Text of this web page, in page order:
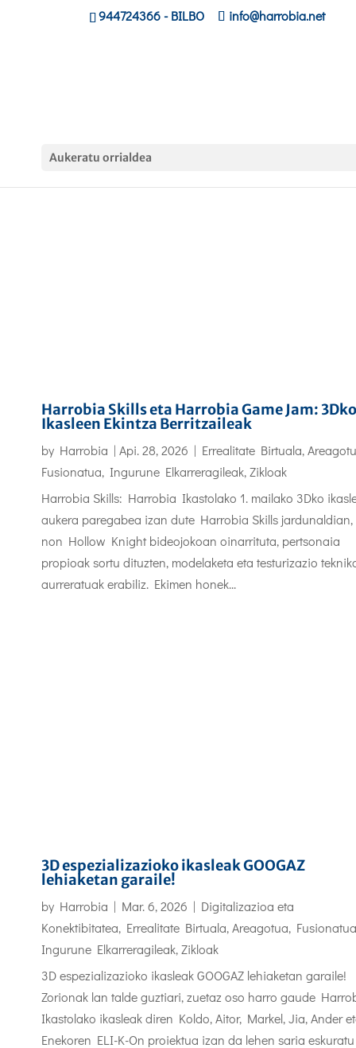
944724366- BILBO info@harrobia.net
Aukeratu orrialdea
Harrobia Skills eta Harrobia Game Jam: 3Dko
Ikasleen Ekintza Berritzaileak
by Harrobia | Api. 28, 2026 | Errealitate Birtuala,
Fusionatua, Ingurune Elkarreragileak,Zikloak
Harrobia Skills: Harrobia Ikastolako 1. mailako 3Dko
aukera paregabea izan dute Harrobia Skills jardunaldian,
non Hollow Knight bideojokoan oinarrituta, pertsonaia
propioak sortu dituzten, modelaketa eta testurizazio
aurreratuak erabiliz. Ekimen honek...
3D espezializazioko ikasleak GOOGAZ
lehiaketan garaile!
by Harrobia | Mar. 6, 2026 | Digitalizazioa eta
Konektibitatea, Errealitate Birtuala, Areagotua, Fusionatua
Ingurune Elkarreragileak,Zikloak
3D espezializazioko ikasleak GOOGAZ lehiaketan garaile!
Zorionak lan talde guztiari, zuetaz oso harro gaude
Ikastolako ikasleak diren Koldo, Aitor, Markel, Jia, Ander
Enekoren ELI-K-On proiektua izan da lehen saria eskuratu